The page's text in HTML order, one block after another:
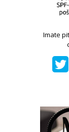
Imate